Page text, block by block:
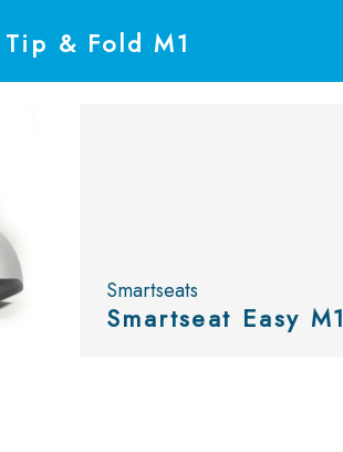
& Fold M1
Smartseats
Smartseat Easy M1